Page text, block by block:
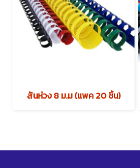
สันห่วง 8 ม.ม (แพค 20 ชิ้น)